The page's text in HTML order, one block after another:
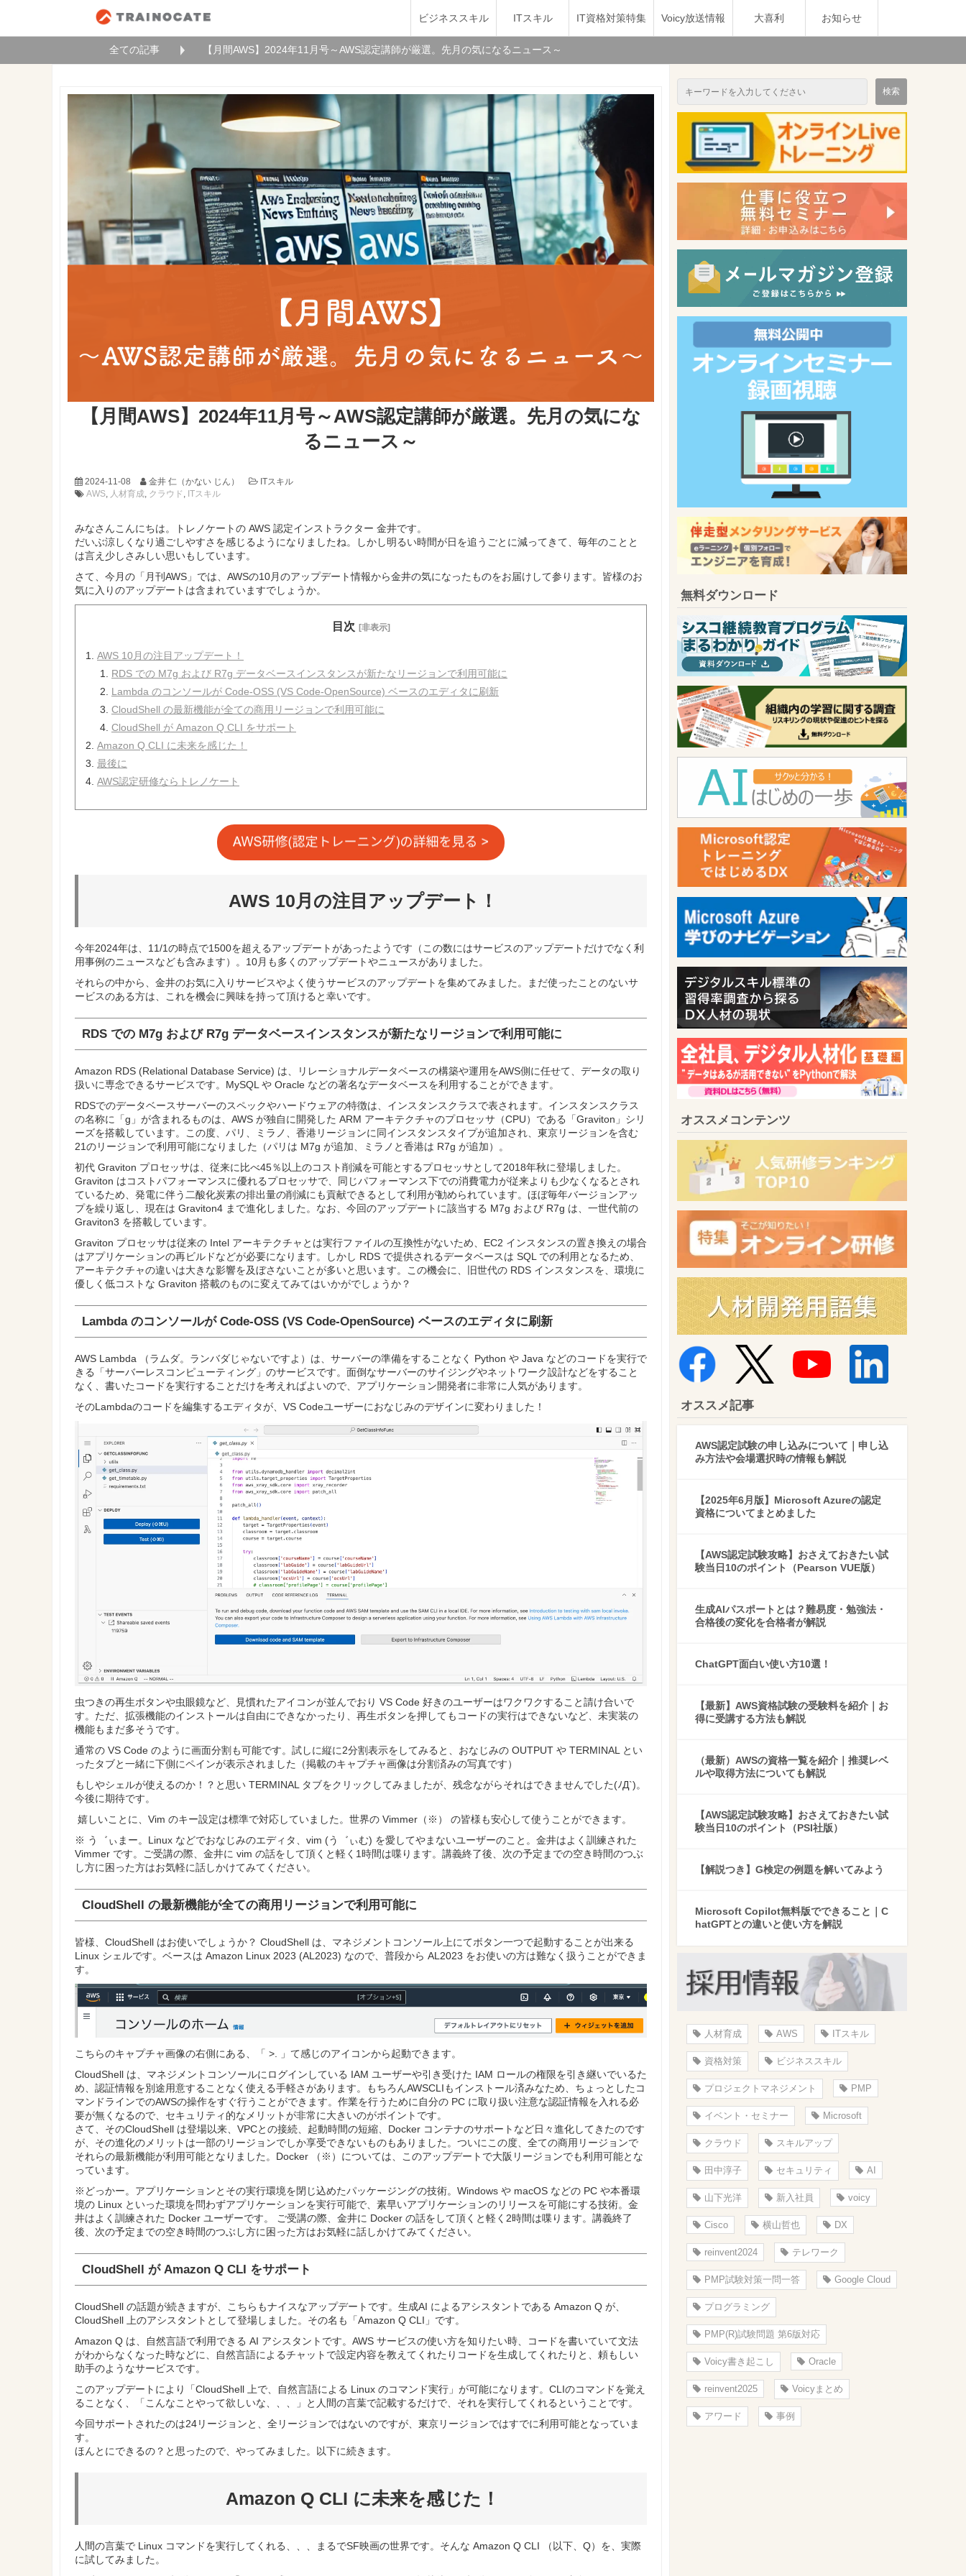
ビジネススキル ITスキル IT資格対策特集 Voicy放送情報 大喜利 お知らせ
全ての記事 【月間AWS】2024年11月号～AWS認定講師が厳選。先月の気になるニュース～
【月間AWS】2024年11月号～AWS認定講師が厳選。先月の気にな
るニュース～
2024-11-08 金井 仁（かない じん）
ITスキル
AWS, 人材育成, クラウド , ITスキル
みなさんこんにちは。トレノケートの AWS 認定インストラクター 金井です。
だいぶ涼しくなり過ごしやすさを感じるようになりましたね。しかし明るい時間が日を追うごとに減ってきて、毎年のことと
は言え少しさみしい思いもしています。
さて、今月の「月刊AWS」では、AWSの10月のアップデート情報から金井の気になったものをお届けして参ります。皆様のお
気に入りのアップデートは含まれていますでしょうか。
目次 [非表示]
AWS 10月の注目アップデート！
RDS での M7g および R7g データベースインスタンスが新たなリージョンで利用可能に
Lambda のコンソールが Code-OSS (VS Code-OpenSource) ベースのエディタに刷新
CloudShell の最新機能が全ての商用リージョンで利用可能に
CloudShell が Amazon Q CLI をサポート
Amazon Q CLI に未来を感じた！
最後に
AWS認定研修ならトレノケート
AWS 10月の注目アップデート！
今年2024年は、11/1の時点で1500を超えるアップデートがあったようです（この数にはサービスのアップデートだけでなく利
用事例のニュースなども含みます）。10月も多くのアップデートやニュースがありました。
それらの中から、金井のお気に入りサービスやよく使うサービスのアップデートを集めてみました。まだ使ったことのないサ
ービスのある方は、これを機会に興味を持って頂けると幸いです。
RDS での M7g および R7g データベースインスタンスが新たなリージョンで利用可能に
Amazon RDS (Relational Database Service) は、リレーショナルデータベースの構築や運用をAWS側に任せて、データの取り
扱いに専念できるサービスです。MySQL や Oracle などの著名なデータベースを利用することができます。
RDSでのデータベースサーバーのスペックやハードウェアの特徴は、インスタンスクラスで表されます。インスタンスクラス
の名称に「g」が含まれるものは、AWS が独自に開発した ARM アーキテクチャのプロセッサ（CPU）である「Graviton」シリ
ーズを搭載しています。この度、パリ、ミラノ、香港リージョンに同インスタンスタイプが追加され、東京リージョンを含む
21のリージョンで利用可能になりました（パリは M7g が追加、ミラノと香港は R7g が追加）。
初代 Graviton プロセッサは、従来に比べ45％以上のコスト削減を可能とするプロセッサとして2018年秋に登場しました。
Graviton はコストパフォーマンスに優れるプロセッサで、同じパフォーマンス下での消費電力が従来よりも少なくなるとされ
ているため、発電に伴う二酸化炭素の排出量の削減にも貢献できるとして利用が勧められています。ほぼ毎年バージョンアッ
プを繰り返し、現在は Graviton4 まで進化しました。なお、今回のアップデートに該当する M7g および R7g は、一世代前の
Graviton3 を搭載しています。
Graviton プロセッサは従来の Intel アーキテクチャとは実行ファイルの互換性がないため、EC2 インスタンスの置き換えの場合
はアプリケーションの再ビルドなどが必要になります。しかし RDS で提供されるデータベースは SQL での利用となるため、
アーキテクチャの違いは大きな影響を及ぼさないことが多いと思います。この機会に、旧世代の RDS インスタンスを、環境に
優しく低コストな Graviton 搭載のものに変えてみてはいかがでしょうか？
Lambda のコンソールが Code-OSS (VS Code-OpenSource) ベースのエディタに刷新
AWS Lambda （ラムダ。ランバダじゃないですよ）は、サーバーの準備をすることなく Python や Java などのコードを実行で
きる「サーバーレスコンピューティング」のサービスです。面倒なサーバーのサイジングやネットワーク設計などをすること
なく、書いたコードを実行することだけを考えればよいので、アプリケーション開発者に非常に人気があります。
そのLambdaのコードを編集するエディタが、VS Codeユーザーにおなじみのデザインに変わりました！
虫つきの再生ボタンや虫眼鏡など、見慣れたアイコンが並んでおり VS Code 好きのユーザーはワクワクすること請け合いで
す。ただ、拡張機能のインストールは自由にできなかったり、再生ボタンを押してもコードの実行はできないなど、未実装の
機能もまだ多そうです。
通常の VS Code のように画面分割も可能です。試しに縦に2分割表示をしてみると、おなじみの OUTPUT や TERMINAL とい
ったタブと一緒に下側にペインが表示されました（掲載のキャプチャ画像は分割済みの写真です）
もしやシェルが使えるのか！？と思い TERMINAL タブをクリックしてみましたが、残念ながらそれはできませんでした(ﾉД`)。
今後に期待です。
嬉しいことに、Vim のキー設定は標準で対応していました。世界の Vimmer（※） の皆様も安心して使うことができます。
※ う゛ぃまー。Linux などでおなじみのエディタ、vim (う゛ぃむ) を愛してやまないユーザーのこと。金井はよく訓練された
Vimmer です。ご受講の際、金井に vim の話をして頂くと軽く1時間は喋ります。講義終了後、次の予定までの空き時間のつぶ
し方に困った方はお気軽に話しかけてみてください。
CloudShell の最新機能が全ての商用リージョンで利用可能に
皆様、CloudShell はお使いでしょうか？ CloudShell は、マネジメントコンソール上にてボタン一つで起動することが出来る
Linux シェルです。ベースは Amazon Linux 2023 (AL2023) なので、普段から AL2023 をお使いの方は難なく扱うことができま
す。
こちらのキャプチャ画像の右側にある、「 >. 」て感じのアイコンから起動できます。
CloudShell は、マネジメントコンソールにログインしている IAM ユーザーや引き受けた IAM ロールの権限を引き継いでいるた
め、認証情報を別途用意することなく使える手軽さがあります。もちろんAWSCLIもインストール済みなため、ちょっとしたコ
マンドラインでのAWSの操作をすぐ行うことができます。作業を行うために自分の PC に取り扱い注意な認証情報を入れる必
要が無くなるので、セキュリティ的なメリットが非常に大きいのがポイントです。
さて、そのCloudShell は登場以来、VPCとの接続、起動時間の短縮、Docker コンテナのサポートなど日々進化してきたのです
が、その進化のメリットは一部のリージョンでしか享受できないものもありました。ついにこの度、全ての商用リージョンで
それらの最新機能が利用可能となりました。Docker （※）については、このアップデートで大阪リージョンでも利用可能とな
っています。
※どっかー。アプリケーションとその実行環境を閉じ込めたパッケージングの技術。Windows や macOS などの PC や本番環
境の Linux といった環境を問わずアプリケーションを実行可能で、素早いアプリケーションのリリースを可能にする技術。金
井はよく訓練された Docker ユーザーです。 ご受講の際、金井に Docker の話をして頂くと軽く2時間は喋ります。講義終了
後、次の予定までの空き時間のつぶし方に困った方はお気軽に話しかけてみてください。
CloudShell が Amazon Q CLI をサポート
CloudShell の話題が続きますが、こちらもナイスなアップデートです。生成AI によるアシスタントである Amazon Q が、
CloudShell 上のアシスタントとして登場しました。その名も「Amazon Q CLI」です。
Amazon Q は、自然言語で利用できる AI アシスタントです。AWS サービスの使い方を知りたい時、コードを書いていて文法
がわからなくなった時などに、自然言語によるチャットで設定内容を教えてくれたりコードを生成してくれたりと、頼もしい
助手のようなサービスです。
このアップデートにより「CloudShell 上で、自然言語による Linux のコマンド実行」が可能になります。CLIのコマンドを覚え
ることなく、「こんなことやって欲しいな、、、」と人間の言葉で記載するだけで、それを実行してくれるということです。
今回サポートされたのは24リージョンと、全リージョンではないのですが、東京リージョンではすでに利用可能となっていま
す。
ほんとにできるの？と思ったので、やってみました。以下に続きます。
Amazon Q CLI に未来を感じた！
人間の言葉で Linux コマンドを実行してくれる、、、まるでSF映画の世界です。そんな Amazon Q CLI （以下、Q）を、実際
に試してみました。
無料ダウンロード
オススメコンテンツ
オススメ記事
AWS認定試験の申し込みについて｜申し込
み方法や会場選択時の情報も解説
【2025年6月版】Microsoft Azureの認定
資格についてまとめました
【AWS認定試験攻略】おさえておきたい試
験当日10のポイント（Pearson VUE版）
生成AIパスポートとは？難易度・勉強法・
合格後の変化を合格者が解説
ChatGPT面白い使い方10選！
【最新】AWS資格試験の受験料を紹介｜お
得に受講する方法も解説
（最新）AWSの資格一覧を紹介｜推奨レベ
ルや取得方法についても解説
【AWS認定試験攻略】おさえておきたい試
験当日10のポイント（PSI社版）
【解説つき】G検定の例題を解いてみよう
Microsoft Copilot無料版でできること｜C
hatGPTとの違いと使い方を解説
人材育成 AWS ITスキル
資格対策 ビジネススキル
プロジェクトマネジメント PMP
イベント・セミナー Microsoft
クラウド スキルアップ
田中淳子 セキュリティ AI
山下光洋 新入社員 voicy
Cisco 横山哲也 DX
reinvent2024 テレワーク
PMP試験対策一問一答 Google Cloud
プログラミング
PMP(R)試験問題 第6版対応
Voicy書き起こし Oracle
reinvent2025 Voicyまとめ
アワード 事例